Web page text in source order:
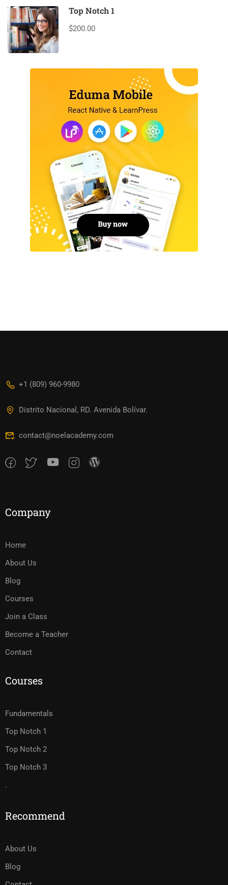
Top Notch 1
$200.00
+1 (809) 960-9980
Distrito Nacional, RD. Avenida Bolívar.
contact@noelacademy.com
Company
Home
About Us
Blog
Courses
Join a Class
Become a Teacher
Contact
Courses
Fundamentals
Top Notch 1
Top Notch 2
Top Notch 3
.
Recommend
About Us
Blog